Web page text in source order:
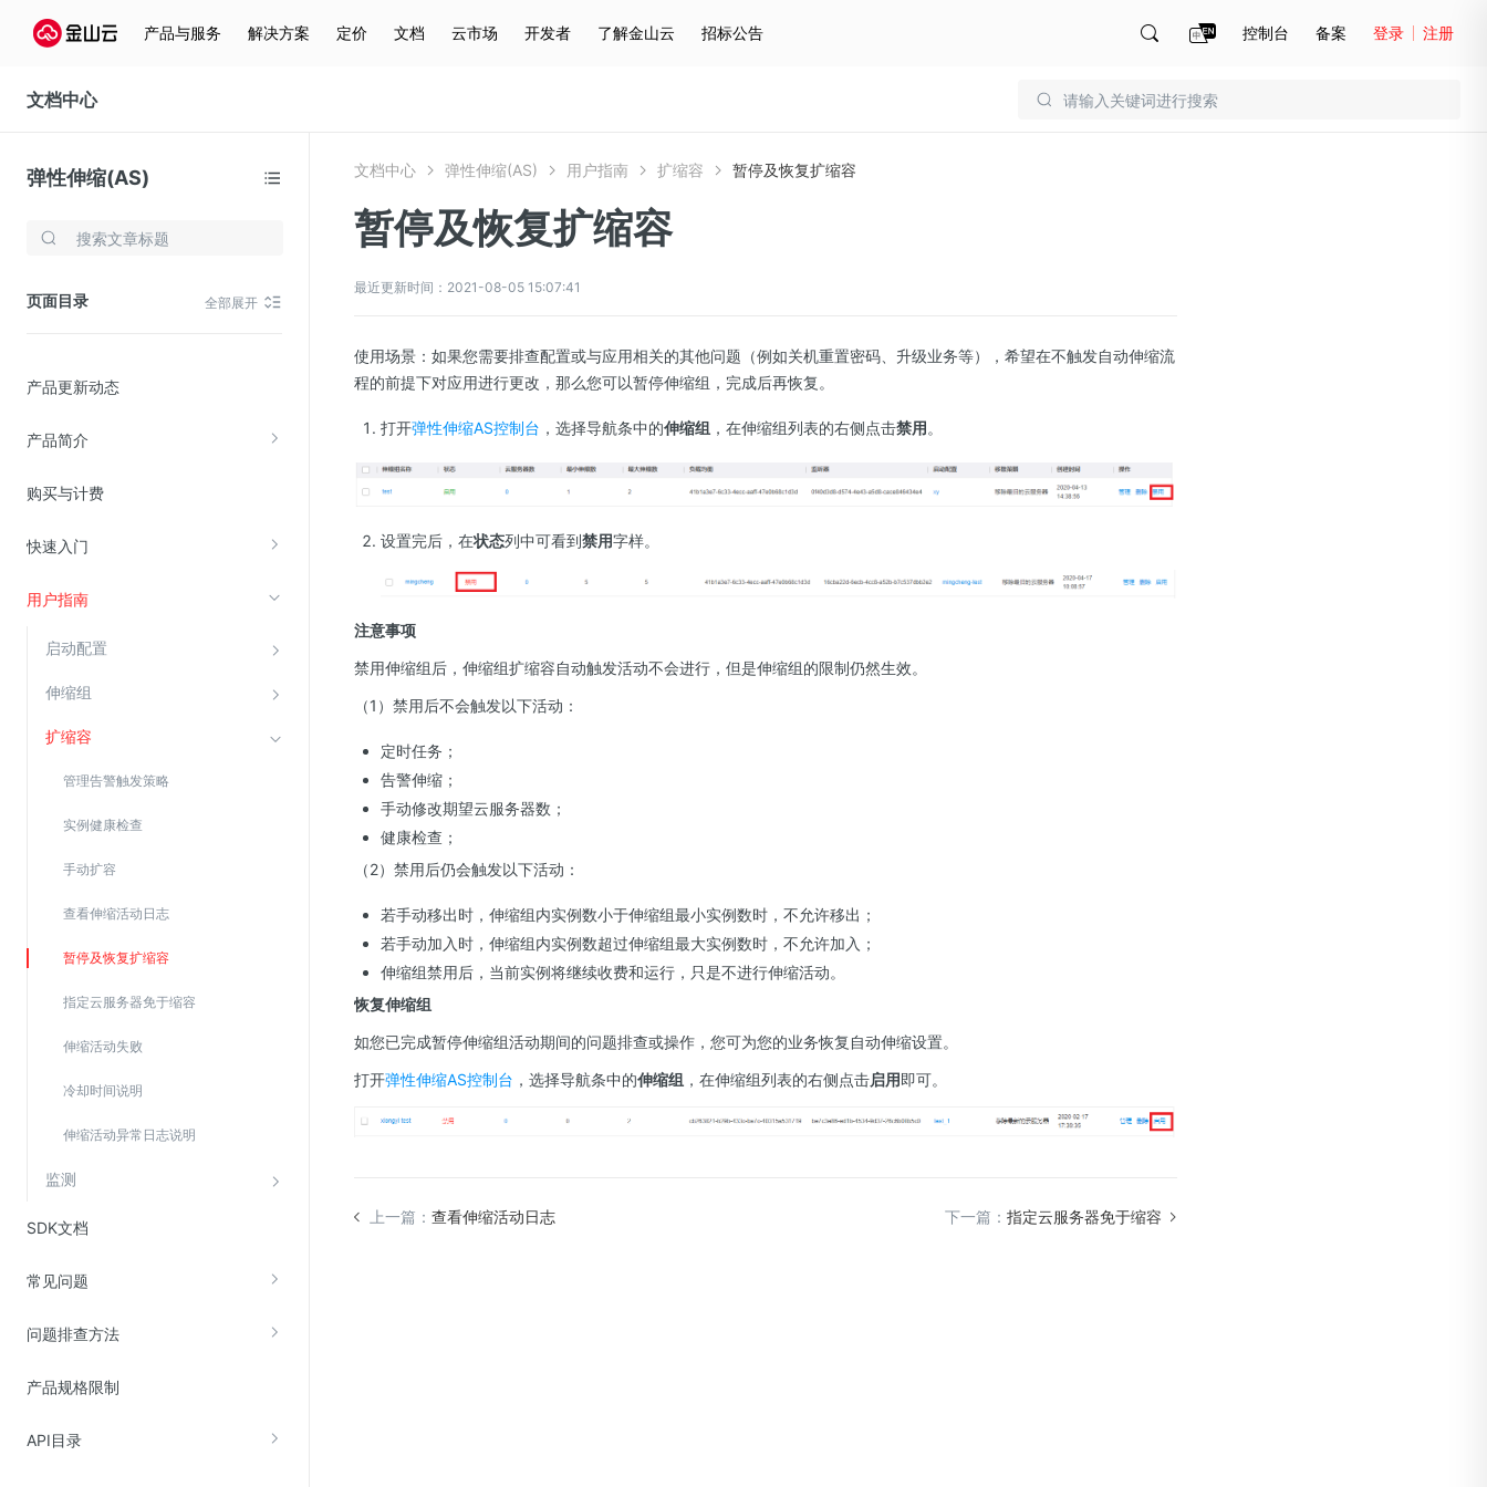
产品与服务 解决方案 定价 文档 云市场 开发者 了解金山云 招标公告 控制台 备案 登录 注册
文档中心
弹性伸缩(AS)
页面目录 全部展开
产品更新动态
产品简介
购买与计费
快速入门
用户指南
启动配置
伸缩组
扩缩容
管理告警触发策略
实例健康检查
手动扩容
查看伸缩活动日志
暂停及恢复扩缩容
指定云服务器免于缩容
伸缩活动失败
冷却时间说明
伸缩活动异常日志说明
监测
SDK文档
常见问题
问题排查方法
产品规格限制
API目录
存储与云分发
云硬盘(EBS)
在线迁移服务
视频云服务
云直播(KLS)
渗透测试
云堡垒机
Web应用防火墙(WAF)
密钥管理服务
欧盟数据保护条例（GDPR）
文档中心 弹性伸缩(AS) 用户指南 扩缩容 暂停及恢复扩缩容
暂停及恢复扩缩容
最近更新时间：2021-08-05 15:07:41
使用场景：如果您需要排查配置或与应用相关的其他问题（例如关机重置密码、升级业务等），希望在不触发自动伸缩流
程的前提下对应用进行更改，那么您可以暂停伸缩组，完成后再恢复。
打开弹性伸缩AS控制台 ，选择导航条中的伸缩组 ，在伸缩组列表的右侧点击禁用。
设置完后，在状态列中可看到禁用字样。
注意事项
禁用伸缩组后，伸缩组扩缩容自动触发活动不会进行，但是伸缩组的限制仍然生效。
（1）禁用后不会触发以下活动：
定时任务；
告警伸缩；
手动修改期望云服务器数；
健康检查；
（2）禁用后仍会触发以下活动：
若手动移出时，伸缩组内实例数小于伸缩组最小实例数时，不允许移出；
若手动加入时，伸缩组内实例数超过伸缩组最大实例数时，不允许加入；
伸缩组禁用后，当前实例将继续收费和运行，只是不进行伸缩活动。
恢复伸缩组
如您已完成暂停伸缩组活动期间的问题排查或操作，您可为您的业务恢复自动伸缩设置。
打开弹性伸缩AS控制台 ，选择导航条中的伸缩组 ，在伸缩组列表的右侧点击启用即可。
上一篇： 查看伸缩活动日志 下一篇： 指定云服务器免于缩容